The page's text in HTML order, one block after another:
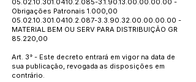
05.02.10.301.0410.2.085-3.1.90.13.00.00.00.00 -
Obrigações Patronais 1.000,00
05.02.10.301.0410.2.087-3.3.90.32.00.00.00.00 -
MATERIAL BEM OU SERV PARA DISTRIBUIÇÃO GR
85.220,00
Art. 3° - Este decreto entrará em vigor na data de
sua publicação, revogada as disposições em
contrário.